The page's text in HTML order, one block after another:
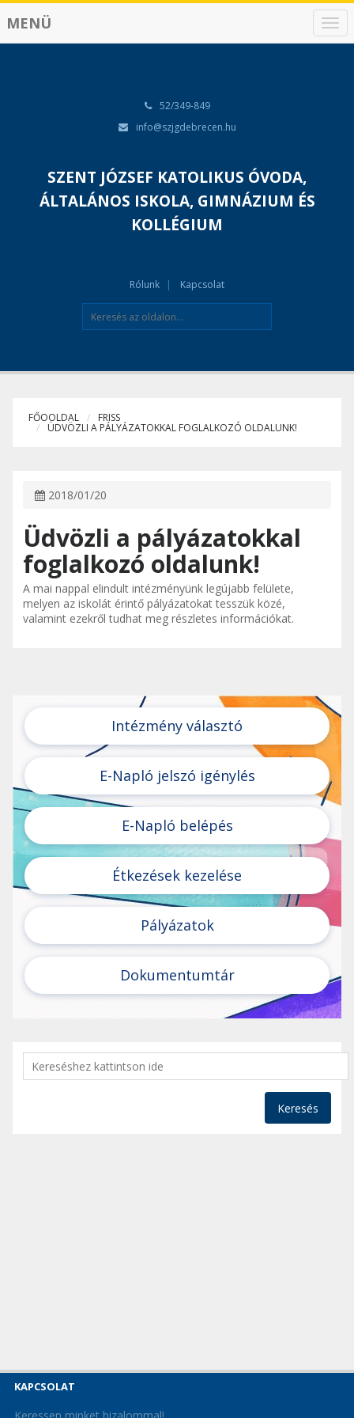
N
a
MENÜ
52/349-849
info@szjgdebrecen.hu
SZENT JÓZSEF KATOLIKUS ÓVODA,
ÁLTALÁNOS ISKOLA, GIMNÁZIUM ÉS
KOLLÉGIUM
Rólunk Kapcsolat
FŐOOLDAL FRISS
ÜDVÖZLI A PÁLYÁZATOKKAL FOGLALKOZÓ OLDALUNK!
2018/01/20
Üdvözli a pályázatokkal
foglalkozó oldalunk!
A mai nappal elindult intézményünk legújabb felülete,
melyen az iskolát érintő pályázatokat tesszük közé,
valamint ezekről tudhat meg részletes információkat.
Intézmény választó
E-Napló jelszó igénylés
E-Napló belépés
Étkezések kezelése
Pályázatok
Dokumentumtár
Keresés
KAPCSOLAT